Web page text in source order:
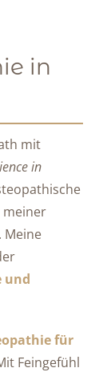
in
mit
in
meiner
Meine
und
für
Feingefühl